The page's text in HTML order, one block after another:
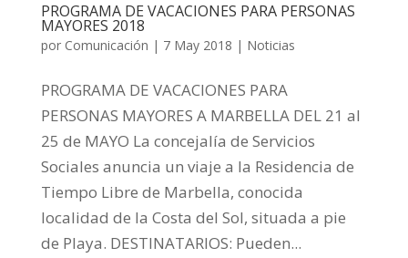
PROGRAMA DE VACACIONES PARA PERSONAS
MAYORES 2018
por Comunicación | 7 May 2018 | Noticias
PROGRAMA DE VACACIONES PARA
PERSONAS MAYORES A MARBELLA DEL 21 al
25 de MAYO La concejalía de Servicios
Sociales anuncia un viaje a la Residencia de
Tiempo Libre de Marbella, conocida
localidad de la Costa del Sol, situada a pie
de Playa. DESTINATARIOS: Pueden...